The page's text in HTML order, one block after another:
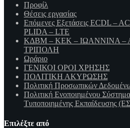
Προφίλ
Θέσεις εργασίας
Επόμενες Εξετάσεις ECDL –
PLIDA – LTE
ΚΔΒΜ – ΚΕΚ – ΙΩΑΝΝΙΝΑ –
ΤΡΙΠΟΛΗ
Ωράριο
ΓΕΝΙΚΟΙ ΟΡΟΙ ΧΡΗΣΗΣ
ΠΟΛΙΤΙΚΗ ΑΚΥΡΩΣΗΣ
Πολιτική Προσωπικών
Πολιτική Ενοποιημένου
Τυποποιημένης Εκπαίδευσης
Επιλέξτε από